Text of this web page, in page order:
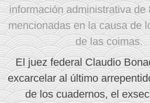
información administrativa de
mencionadas en la causa de
de las coimas.
El juez federal Claudio
excarcelar al último
de los cuadernos, el